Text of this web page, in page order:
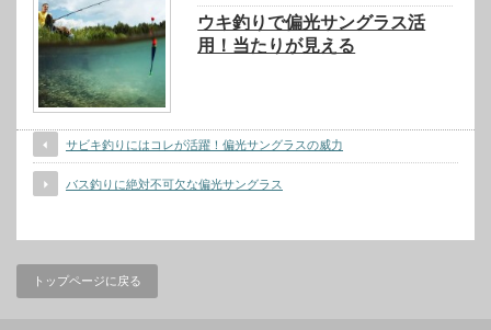
ウキ釣りで偏光サングラス活
用！当たりが見える
サビキ釣りにはコレが活躍！偏光サングラスの威力
バス釣りに絶対不可欠な偏光サングラス
トップページに戻る